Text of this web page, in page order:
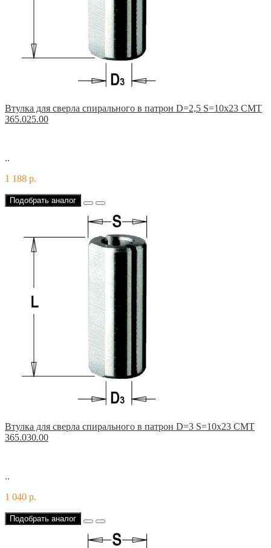
Втулка для сверла спирального в патрон D=2,5 S=10x23 CMT
365.025.00
..
1 188 р.
Подобрать аналог
Втулка для сверла спирального в патрон D=3 S=10x23 CMT
365.030.00
..
1 040 р.
Подобрать аналог